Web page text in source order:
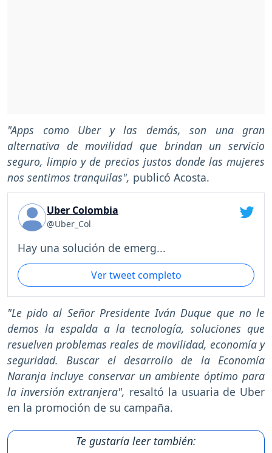
"Apps como Uber y las demás, son una gran
alternativa de movilidad que brindan un servicio
seguro, limpio y de precios justos donde las mujeres
nos sentimos tranquilas", publicó Acosta.
Uber Colombia
@Uber_Col
Hay una solución de emerg...
Ver tweet completo
"Le pido al Señor Presidente Iván Duque que no le
demos la espalda a la tecnología, soluciones que
resuelven problemas reales de movilidad, economía y
seguridad. Buscar el desarrollo de la Economía
Naranja incluye conservar un ambiente óptimo para
la inversión extranjera", resaltó la usuaria de Uber
en la promoción de su campaña.
Te gustaría leer también: